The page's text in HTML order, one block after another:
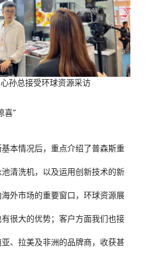
孙总接受环球资源采访
喜”
本情况后，重点介绍了普森斯重
清洗机，以及运用创新技术的新
外市场的重要窗口，环球资源展
很大的优势；客户方面我们也接
、拉美及非洲的品牌商，收获甚